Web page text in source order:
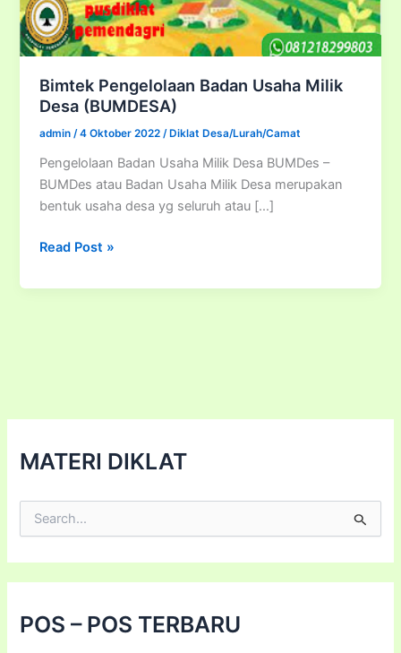
Bimtek Pengelolaan Badan Usaha Milik
Desa (BUMDESA)
admin/4 Oktober 2022/ Diklat Desa/Lurah/Camat
Pengelolaan Badan Usaha Milik Desa BUMDes –
BUMDes atau Badan Usaha Milik Desa merupakan
bentuk usaha desa yg seluruh atau […]
Bimtek
Badan
Read Post »
MATERI DIKLAT
i
u
t
uPOS – POS TERBARU